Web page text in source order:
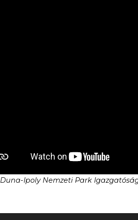
Duna-Ipoly Nemzeti Park